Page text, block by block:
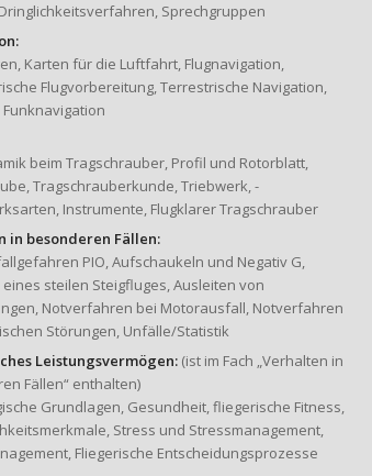
Sprechgruppen
Karten für die Luftfahrt, Flugnavigation,
Flugvorbereitung, Terrestrische Navigation,
Funknavigation
beim Tragschrauber, Profil und Rotorblatt,
Tragschrauberkunde, Triebwerk, -
Instrumente, Flugklarer Tragschrauber
in besonderen Fällen:
PIO, Aufschaukeln und Negativ G,
steilen Steigfluges, Ausleiten von
Notverfahren bei Motorausfall, Notverfahren
Störungen, Unfälle/Statistik
Leistungsvermögen: (ist im Fach „Verhalten in
Fällen“ enthalten)
Grundlagen, Gesundheit, fliegerische Fitness,
Stress und Stressmanagement,
Fliegerische Entscheidungsprozesse